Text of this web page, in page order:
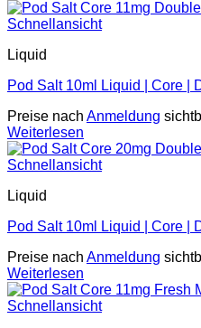
Schnellansicht
Liquid
Pod Salt 10ml Liquid | Core |
Preise nach Anmeldung
Weiterlesen
Schnellansicht
Liquid
Pod Salt 10ml Liquid | Core |
Preise nach Anmeldung
Weiterlesen
Schnellansicht